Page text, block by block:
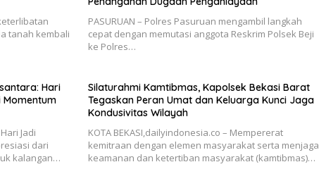
tanah kembali
PASURUAN – Polres Pasuruan mengambil langkah
cepat dengan memutasi anggota Reskrim Polsek Beji
ke Polres…
Hari
Jadi
dari
kalangan…
Silaturahmi Kamtibmas, Kapolsek Bekasi Barat
Tegaskan Peran Umat dan Keluarga Kunci Jaga
Kondusivitas Wilayah
KOTA BEKASI,dailyindonesia.co – Mempererat
kemitraan dengan elemen masyarakat serta menjaga
keamanan dan ketertiban masyarakat (kamtibmas)…